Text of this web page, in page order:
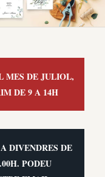
MES DE JULIOL,
DE 9 A 14H
DIVENDRES DE
PODEU